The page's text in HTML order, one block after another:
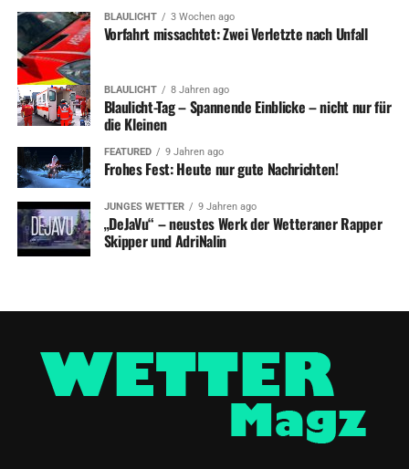
BLAULICHT 3 Wochen ago
Vorfahrt missachtet: Zwei Verletzte nach Unfall
BLAULICHT 8 Jahren ago
Blaulicht-Tag – Spannende Einblicke – nicht nur für
die Kleinen
FEATURED 9 Jahren ago
Frohes Fest: Heute nur gute Nachrichten!
JUNGES WETTER 9 Jahren ago
„DeJaVu“ – neustes Werk der Wetteraner Rapper
Skipper und AdriNalin